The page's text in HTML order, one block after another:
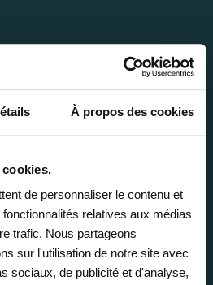
À propos des cookies
de personnaliser le contenu et
relatives aux médias
trafic. Nous partageons
sur l'utilisation de notre site avec
sociaux, de publicité et d'analyse,
un
une
faire le point sur